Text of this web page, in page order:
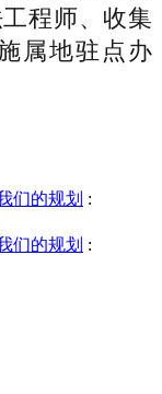
程师、收集
属地驻点办
们的规划 :
们的规划 :